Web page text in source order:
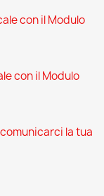
con il Modulo
con il Modulo
la tua